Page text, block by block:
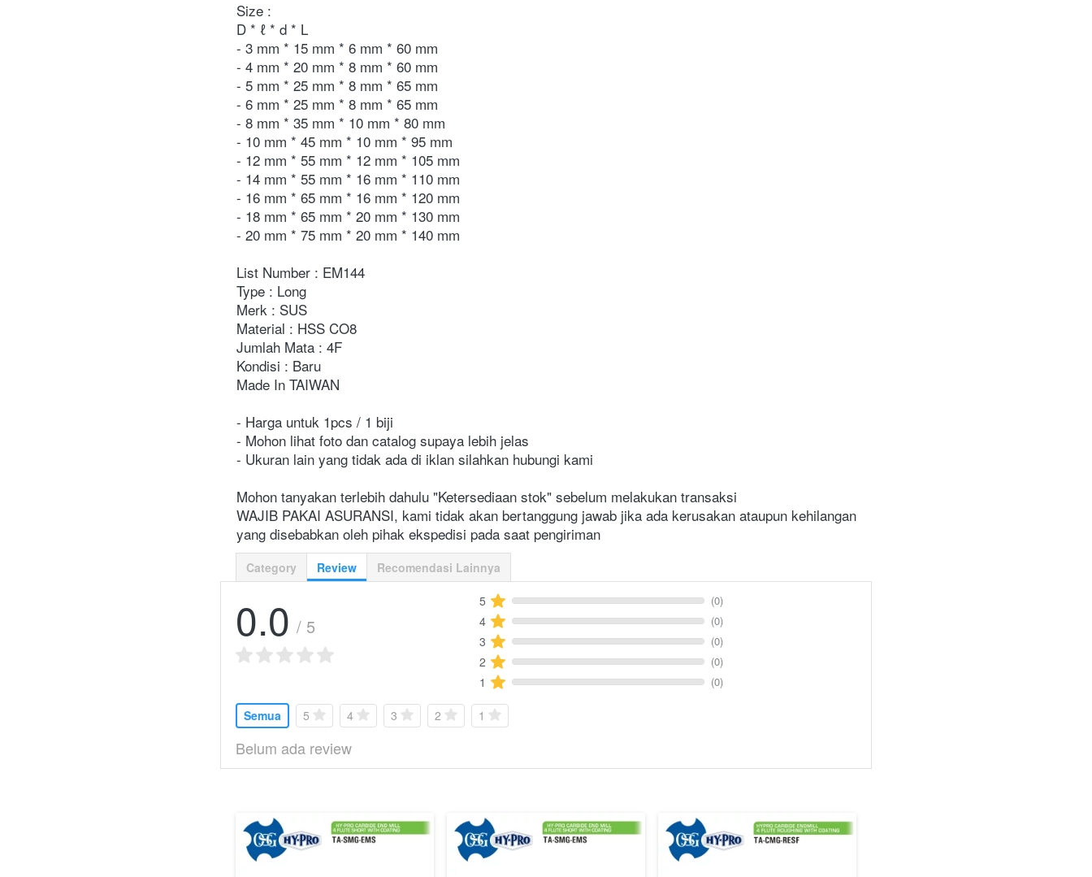
Size :
D * ℓ * d * L
- 3 mm * 15 mm * 6 mm * 60 mm
- 4 mm * 20 mm * 8 mm * 60 mm
- 5 mm * 25 mm * 8 mm * 65 mm
- 6 mm * 25 mm * 8 mm * 65 mm
- 8 mm * 35 mm * 10 mm * 80 mm
- 10 mm * 45 mm * 10 mm * 95 mm
- 12 mm * 55 mm * 12 mm * 105 mm
- 14 mm * 55 mm * 16 mm * 110 mm
- 16 mm * 65 mm * 16 mm * 120 mm
- 18 mm * 65 mm * 20 mm * 130 mm
- 20 mm * 75 mm * 20 mm * 140 mm
List Number : EM144
Type : Long
Merk : SUS
Material : HSS CO8
Jumlah Mata : 4F
Kondisi : Baru
Made In TAIWAN
- Harga untuk 1pcs / 1 biji
- Mohon lihat foto dan catalog supaya lebih jelas
- Ukuran lain yang tidak ada di iklan silahkan hubungi kami
Mohon tanyakan terlebih dahulu "Ketersediaan stok" sebelum melakukan transaksi
WAJIB PAKAI ASURANSI, kami tidak akan bertanggung jawab jika ada kerusakan ataupun kehilangan
yang disebabkan oleh pihak ekspedisi pada saat pengiriman
Category Review Recomendasi Lainnya
0.0 / 5
5 (0)
4 (0)
3 (0)
2 (0)
1 (0)
Semua 5 4 3 2 1
Belum ada review